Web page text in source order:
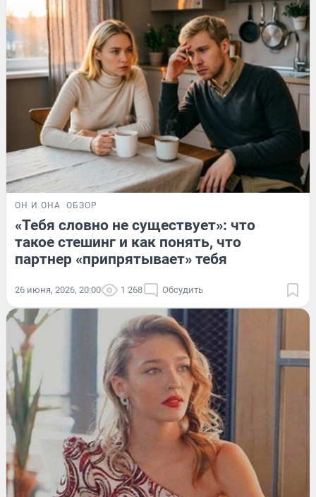
ОН И ОНА ОБЗОР
«Тебя словно не существует»: что
такое стешинг и как понять, что
партнер «припрятывает» тебя
26 июня, 2026, 20:00 1 268 Обсудить